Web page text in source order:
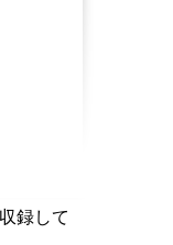
録して